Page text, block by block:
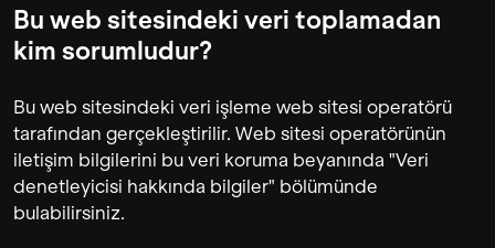
Bu web sitesindeki veri toplamadan
kim sorumludur?
Bu web sitesindeki veri işleme web sitesi operatörü
tarafından gerçekleştirilir. Web sitesi operatörünün
iletişim bilgilerini bu veri koruma beyanında "Veri
denetleyicisi hakkında bilgiler" bölümünde
bulabilirsiniz.